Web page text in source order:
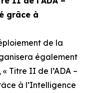
grâce à
de la
également
« Titre II de l’ADA –
à l’Intelligence